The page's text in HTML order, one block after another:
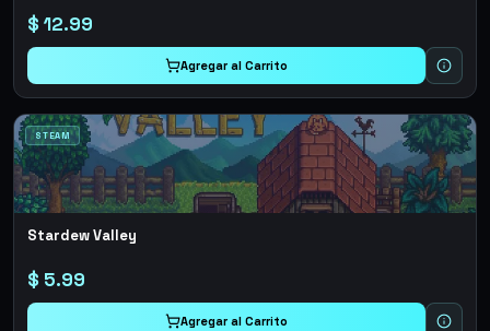
$ 12.99
Agregar al Carrito
STEAM
Stardew Valley
$ 5.99
Agregar al Carrito